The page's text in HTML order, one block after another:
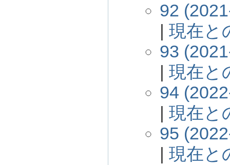
92
| 現在と
93
| 現在と
94
| 現在と
95
| 現在と